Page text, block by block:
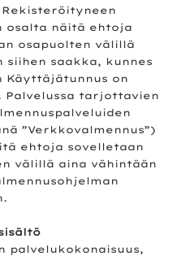
Rekisteröityneen
osalta näitä ehtoja
osapuolten välillä
siihen saakka, kunnes
Käyttäjätunnus on
Palvelussa tarjottavien
”Verkkovalmennus”)
ehtoja sovelletaan
välillä aina vähintään
palvelukokonaisuus,